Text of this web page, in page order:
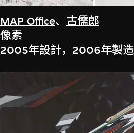
MAP Office、 古儒郎
像素
2005年設計，2006年製造